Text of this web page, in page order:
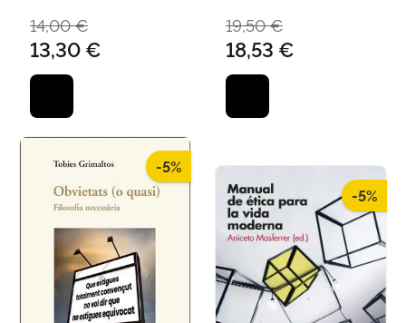
14,00 €
13,30 €
19,50 €
18,53 €
-5%
-5%